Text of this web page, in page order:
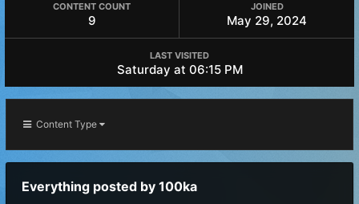
CONTENT COUNT
9
JOINED
May 29, 2024
LAST VISITED
Saturday at 06:15 PM
Content Type
Everything posted by 100ka